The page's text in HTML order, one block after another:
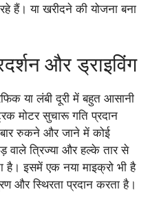
हैं। या खरीदने की योजना बना
और ड्राइविंग
या लंबी दूरी में बहुत आसानी
मोटर सुचारू गति प्रदान
रुकने और जाने में कोई
वाले त्रिज्या और हल्के तार से
है। इसमें एक नया माइक्रो भी है
और स्थिरता प्रदान करता है।